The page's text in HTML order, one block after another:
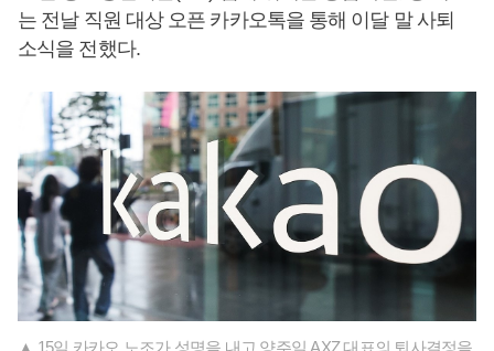
는 전날 직원 대상 오픈 카카오톡을 통해 이달 말 사퇴
소식을 전했다.
▲ 15일 카카오 노조가 성명을 내고 양주일 AXZ 대표의 퇴사결정을